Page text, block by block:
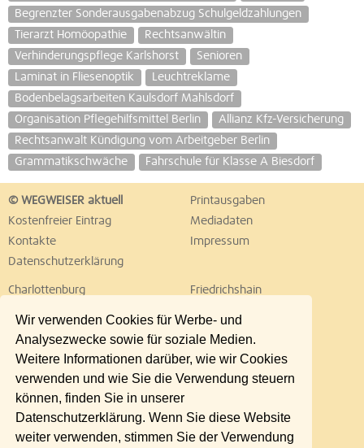
Wir verwenden Cookies für Werbe- und
Analysezwecke sowie für soziale Medien.
Weitere Informationen darüber, wie wir Cookies
verwenden und wie Sie die Verwendung steuern
können, finden Sie in unserer
Datenschutzerklärung. Wenn Sie diese Website
weiter verwenden, stimmen Sie der Verwendung
Begrenzter Sonderausgabenabzug Schulgeldzahlungen
Tierarzt Homöopathie
Rechtsanwältin
Verhinderungspflege Karlshorst
Senioren
Laminat in Fliesenoptik
Leuchtreklame
Bodenbelagsarbeiten Kaulsdorf Mahlsdorf
Organisation Pflegehilfsmittel Berlin
Allianz Kfz-Versicherung
Rechtsanwalt Kündigung vom Arbeitgeber Berlin
Grammatikschwäche
Fahrschule für Klasse A Biesdorf
© WEGWEISER aktuell
Printausgaben
Kostenfreier Eintrag
Mediadaten
Kontakte
Impressum
Datenschutzerklärung
Charlottenburg
Friedrichshain
Lichtenberg
Marzahn
Neukölln
Pankow
Reinickendorf
Schöneberg
Spandau
Steglitz